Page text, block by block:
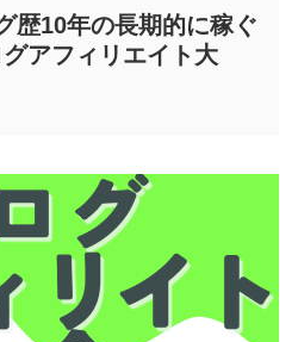
10年の長期的に稼ぐ
アフィリエイト大